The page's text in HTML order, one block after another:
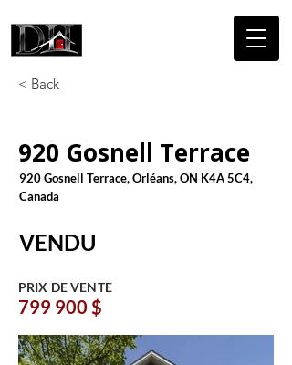
< Back
920 Gosnell Terrace
920 Gosnell Terrace, Orléans, ON K4A 5C4,
Canada
VENDU
PRIX DE VENTE
799 900 $